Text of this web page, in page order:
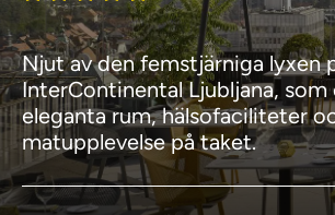
Njut av den femstjärniga lyxen
InterContinental Ljubljana, som
eleganta rum, hälsofaciliteter
matupplevelse på taket.